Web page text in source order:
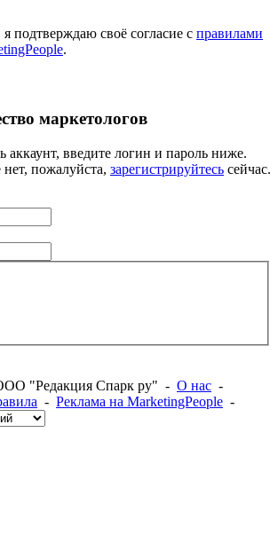
я подтверждаю своё согласие с правилами
.
маркетологов
аккаунт, введите логин и пароль ниже.
пожалуйста, зарегистрируйтесь сейчас.
"Редакция Спарк ру" - О нас -
- Реклама на MarketingPeople -